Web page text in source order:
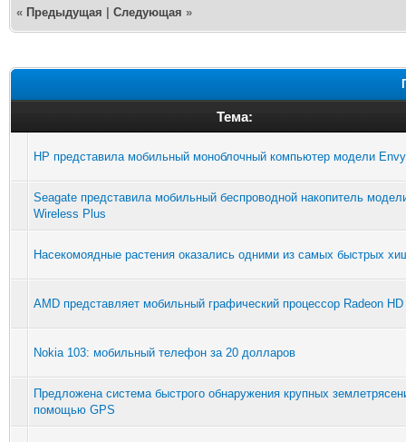
« Предыдущая Следующая »
Тема:
HP представила мобильный моноблочный компьютер модели
Seagate представила мобильный беспроводной накопитель
Wireless Plus
Насекомоядные растения оказались одними из самых быстрых
AMD представляет мобильный графический процессор Radeon
Nokia 103: мобильный телефон за 20 долларов
Предложена система быстрого обнаружения крупных
помощью GPS